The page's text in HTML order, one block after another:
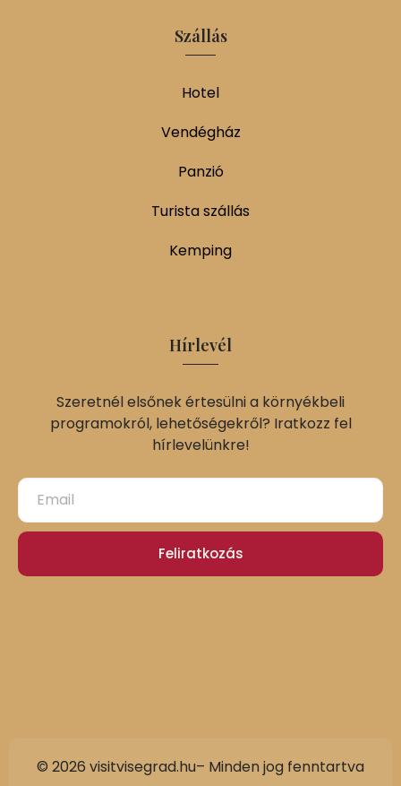
Szállás
Hotel
Vendégház
Panzió
Turista szállás
Kemping
Hírlevél
Szeretnél elsőnek értesülni a környékbeli
programokról, lehetőségekről? Iratkozz fel
hírlevelünkre!
Feliratkozás
© 2026 visitvisegrad.hu– Minden jog fenntartva
Slovak